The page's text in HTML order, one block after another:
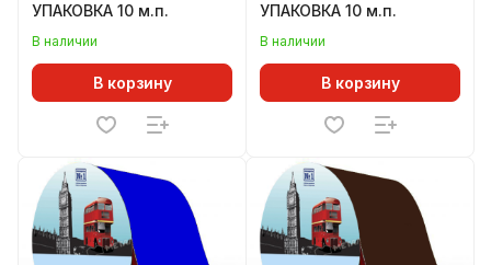
УПАКОВКА 10 м.п.
В наличии
В корзину
УПАКОВКА 10 м.п.
В наличии
В корзину